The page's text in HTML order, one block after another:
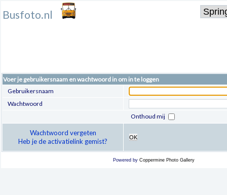
Busfoto.nl
Voer je gebruikersnaam en wachtwoord in om in te loggen
Gebruikersnaam
Wachtwoord
Onthoud mij
Wachtwoord vergeten
Heb je de activatielink gemist?
OK
Powered by Coppermine Photo Gallery